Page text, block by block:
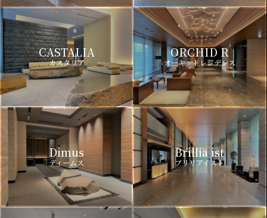
CASTALIA
カスタリア
ORCHID R
オーキッドレジデンス
Dimus
ディームス
Brillia ist
ブリリアイスト